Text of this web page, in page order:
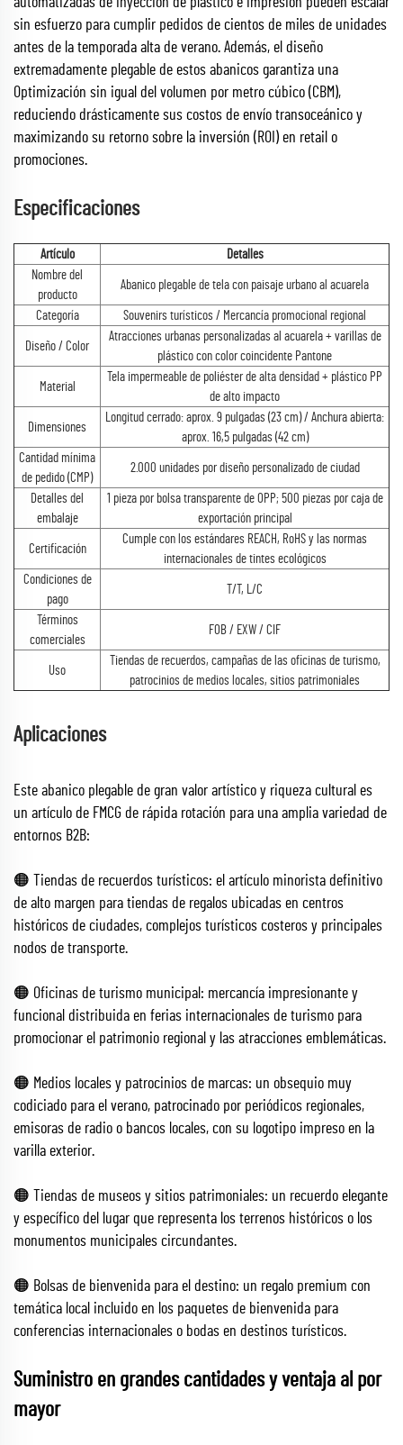
sin esfuerzo para cumplir pedidos de cientos de miles de unidades
antes de la temporada alta de verano. Además, el diseño
extremadamente plegable de estos abanicos garantiza una
Optimización sin igual del volumen por metro cúbico (CBM),
reduciendo drásticamente sus costos de envío transoceánico y
maximizando su retorno sobre la inversión (ROI) en retail o
promociones.
Especificaciones
Artículo
Detalles
Nombre del
producto
Abanico plegable de tela con paisaje urbano al acuarela
Categoría Souvenirs turísticos / Mercancía promocional regional
Diseño / Color
Atracciones urbanas personalizadas al acuarela + varillas de
plástico con color coincidente Pantone
Material
Tela impermeable de poliéster de alta densidad + plástico PP
de alto impacto
Dimensiones
Longitud cerrado: aprox. 9 pulgadas (23 cm) / Anchura abierta:
aprox. 16,5 pulgadas (42 cm)
Cantidad mínima
de pedido (CMP)
2.000 unidades por diseño personalizado de ciudad
Detalles del
embalaje
1 pieza por bolsa transparente de OPP; 500 piezas por caja de
exportación principal
Certificación
Cumple con los estándares REACH, RoHS y las normas
internacionales de tintes ecológicos
Condiciones de
pago
T/T, L/C
Términos
comerciales
FOB / EXW / CIF
Uso
Tiendas de recuerdos, campañas de las oficinas de turismo,
patrocinios de medios locales, sitios patrimoniales
Aplicaciones
Este abanico plegable de gran valor artístico y riqueza cultural es
un artículo de FMCG de rápida rotación para una amplia variedad de
entornos B2B:
🟠 Tiendas de recuerdos turísticos: el artículo minorista definitivo
de alto margen para tiendas de regalos ubicadas en centros
históricos de ciudades, complejos turísticos costeros y principales
nodos de transporte.
🟠 Oficinas de turismo municipal: mercancía impresionante y
funcional distribuida en ferias internacionales de turismo para
promocionar el patrimonio regional y las atracciones emblemáticas.
🟠 Medios locales y patrocinios de marcas: un obsequio muy
codiciado para el verano, patrocinado por periódicos regionales,
emisoras de radio o bancos locales, con su logotipo impreso en la
varilla exterior.
🟠 Tiendas de museos y sitios patrimoniales: un recuerdo elegante
y específico del lugar que representa los terrenos históricos o los
monumentos municipales circundantes.
🟠 Bolsas de bienvenida para el destino: un regalo premium con
temática local incluido en los paquetes de bienvenida para
conferencias internacionales o bodas en destinos turísticos.
Suministro en grandes cantidades y ventaja al por
mayor